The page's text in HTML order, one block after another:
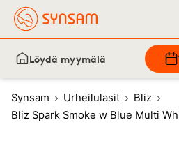
Löydä myymälä
Synsam Urheilulasit
Bliz
Bliz Spark Smoke w Blue Multi